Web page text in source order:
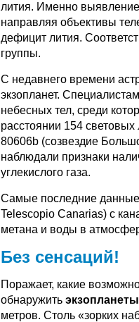
лития. Именно выявление
направляя объективы
дефицит лития.
группы.
С недавнего времени
экзопланет.
небесных тел, среди
расстоянии 154
80606b (созвездие
наблюдали признаки
углекислого газа.
Самые последние данные
Telescopio Canarias) с
метана и воды в
Без сенсаций!
Поражает, какие
обнаружить экзопланеты
метров. Столь «зорких